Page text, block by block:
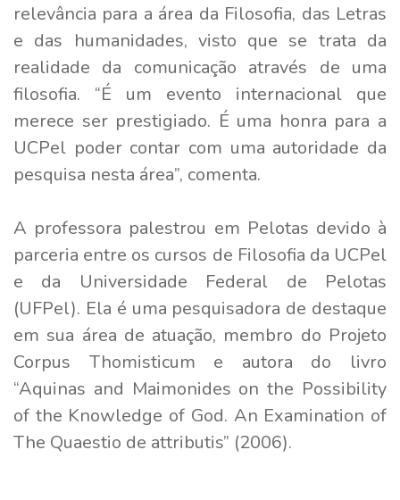
relevância para a área da Filosofia, das Letras
e das humanidades, visto que se trata da
realidade da comunicação através de uma
filosofia. “É um evento internacional que
merece ser prestigiado. É uma honra para a
UCPel poder contar com uma autoridade da
pesquisa nesta área”, comenta.
A professora palestrou em Pelotas devido à
parceria entre os cursos de Filosofia da UCPel
e da Universidade Federal de Pelotas
(UFPel). Ela é uma pesquisadora de destaque
em sua área de atuação, membro do Projeto
Corpus Thomisticum e autora do livro
“Aquinas and Maimonides on the Possibility
of the Knowledge of God. An Examination of
The Quaestio de attributis” (2006).